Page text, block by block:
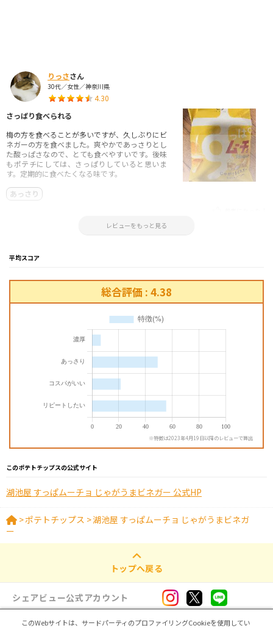
りっささん
30代／女性／神奈川県
4.30
さっぱり食べられる
梅の方を食べることが多いですが、久しぶりにビ
ネガーの方を食べました。爽やかであっさりとし
た酸っぱさなので、とても食べやすいです。後味
もポテチにしては、さっぱりしていると思いま
す。定期的に食べたくなる味です。
あっさり
レビューをもっと見る
平均スコア
総合評価 : 4.38
※特徴は2023年4月19日以降のレビューで算出
このポテトチップスの公式サイト
湖池屋 すっぱムーチョ じゃがうまビネガー 公式HP
>ポテトチップス >湖池屋 すっぱムーチョ じゃがうまビネガ
ー
トップへ戻る
シェアビュー公式アカウント
このWebサイトは、サードパーティのプロファイリングCookieを使用してい